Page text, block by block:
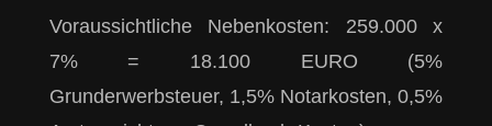
Voraussichtliche Nebenkosten: 259.000 x
7% = 18.100 EURO (5%
Grunderwerbsteuer, 1,5% Notarkosten, 0,5%